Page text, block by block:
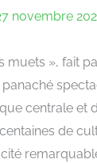
novembre
muets », fait
centrale et
de